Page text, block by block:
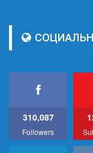
310,087
Followers